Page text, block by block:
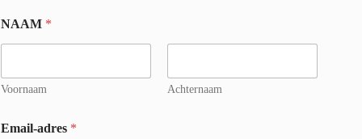
NAAM *
Voornaam Achternaam
Email-adres *